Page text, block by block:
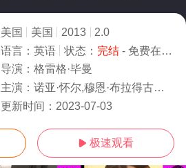
美国 美国 2013
2.0
语言： 英语 状态： 完结- 免费在线观看
导演： 格雷格·毕曼
主演： 诺亚·怀尔,穆恩·布拉得古德,德鲁·罗伊,康纳·杰斯普,马克西·奈特,
更新时间： 2023-07-03
 极速观看